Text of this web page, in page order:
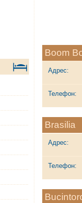
Boom
Адрес:
Телефон:
Brasilia
Адрес:
Телефон: